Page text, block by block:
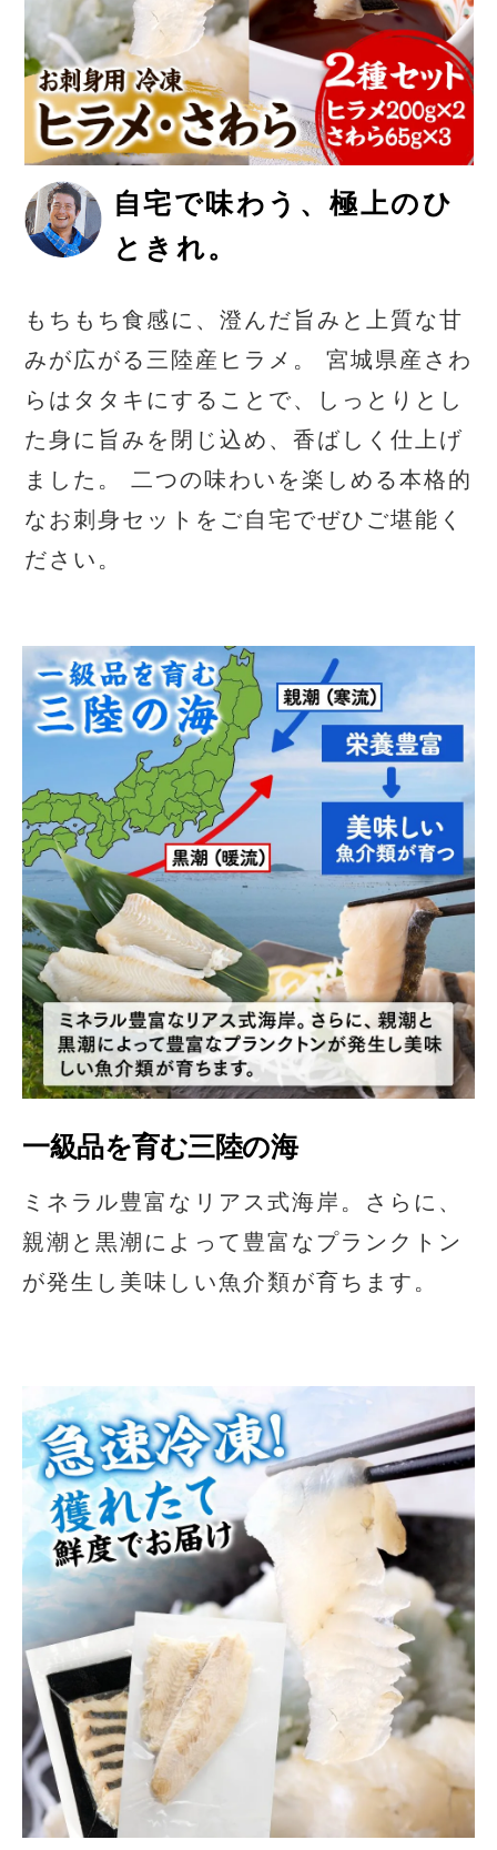
自宅で味わう、極上のひ
ときれ。
もちもち食感に、澄んだ旨みと上質な甘
みが広がる三陸産ヒラメ。 宮城県産さわ
らはタタキにすることで、しっとりとし
た身に旨みを閉じ込め、香ばしく仕上げ
ました。 二つの味わいを楽しめる本格的
なお刺身セットをご自宅でぜひご堪能く
ださい。
一級品を育む三陸の海
ミネラル豊富なリアス式海岸。さらに、
親潮と黒潮によって豊富なプランクトン
が発生し美味しい魚介類が育ちます。